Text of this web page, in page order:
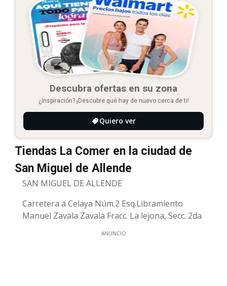
Descubra ofertas en su zona
¿Inspiración? ¡Descubre qué hay de nuevo cerca de ti!
Quiero ver
Tiendas La Comer en la ciudad de
San Miguel de Allende
SAN MIGUEL DE ALLENDE
Carretera a Celaya Núm.2 Esq.Libramiento
Manuel Zavala Zavala Fracc. La lejona, Secc. 2da
ANUNCIO